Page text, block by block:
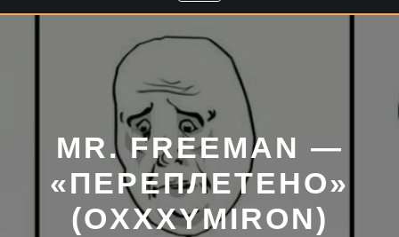
MR. FREEMAN —
«ПЕРЕПЛЕТЕНО»
(OXXXYMIRON)